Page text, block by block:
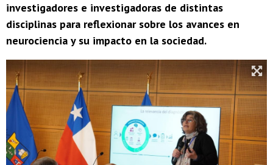
investigadores e investigadoras de distintas
disciplinas para reflexionar sobre los avances en
neurociencia y su impacto en la sociedad.